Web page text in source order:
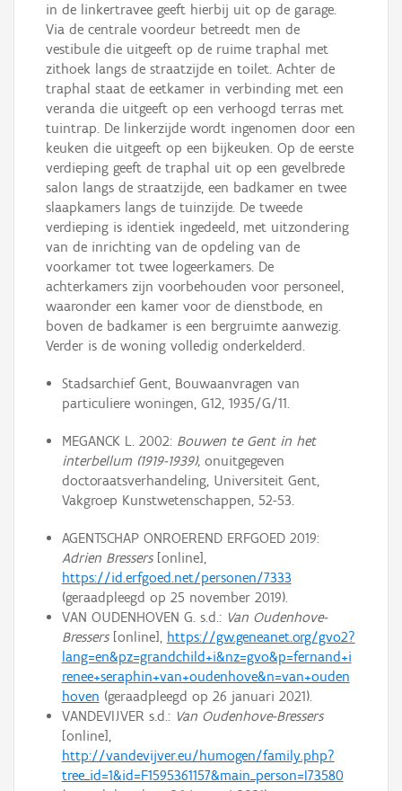
in de linkertravee geeft hierbij uit op de garage.
Via de centrale voordeur betreedt men de
vestibule die uitgeeft op de ruime traphal met
zithoek langs de straatzijde en toilet. Achter de
traphal staat de eetkamer in verbinding met een
veranda die uitgeeft op een verhoogd terras met
tuintrap. De linkerzijde wordt ingenomen door een
keuken die uitgeeft op een bijkeuken. Op de eerste
verdieping geeft de traphal uit op een gevelbrede
salon langs de straatzijde, een badkamer en twee
slaapkamers langs de tuinzijde. De tweede
verdieping is identiek ingedeeld, met uitzondering
van de inrichting van de opdeling van de
voorkamer tot twee logeerkamers. De
achterkamers zijn voorbehouden voor personeel,
waaronder een kamer voor de dienstbode, en
boven de badkamer is een bergruimte aanwezig.
Verder is de woning volledig onderkelderd.
Stadsarchief Gent, Bouwaanvragen van
particuliere woningen, G12, 1935/G/11.
MEGANCK L. 2002: Bouwen te Gent in het
interbellum (1919-1939),onuitgegeven
doctoraatsverhandeling, Universiteit Gent,
Vakgroep Kunstwetenschappen, 52-53.
AGENTSCHAP ONROEREND ERFGOED 2019:
Adrien Bressers[online],
https://id.erfgoed.net/personen/7333
(geraadpleegd op 25 november 2019).
VAN OUDENHOVEN G. s.d.: Van Oudenhove-
Bressers[online], https://gw.geneanet.org/gvo2?
lang=en&pz=grandchild+i&nz=gvo&p=fernand+i
renee+seraphin+van+oudenhove&n=van+ouden
hoven (geraadpleegd op 26 januari 2021).
VANDEVIJVER s.d.: Van Oudenhove-Bressers
[online],
http://vandevijver.eu/humogen/family.php?
tree_id=1&id=F1595361157&main_person=I73580